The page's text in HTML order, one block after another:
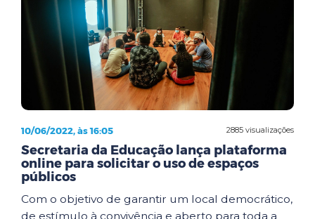
2885 visualizações
10/06/2022, às 16:05
Secretaria da Educação lança plataforma
online para solicitar o uso de espaços
públicos
Com o objetivo de garantir um local democrático,
de estímulo à convivência e aberto para toda a